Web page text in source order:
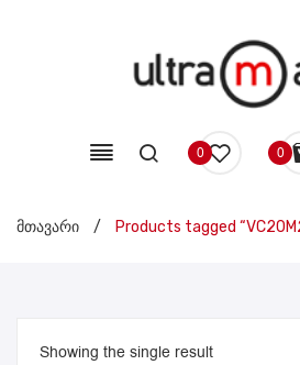
0 0
No products in the cart.
მთავარი / Products tagged
Showing the single result